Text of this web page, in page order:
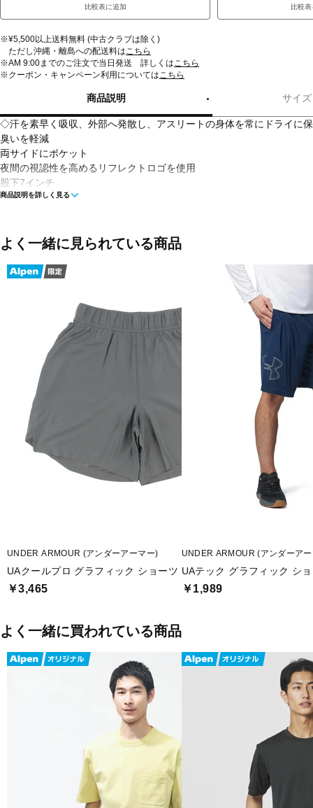
比較表に追加 比較
※¥5,500以上送料無料 (中古クラブは除く)
ただし沖縄・離島への配送料は こちら
※AM 9:00までのご注文で当日発送 詳しくは こちら
※クーポン・キャンペーン利用については こちら
商品説明 サイ
◇汗を素早く吸収、外部へ発散し、アスリートの身体を常にドライに
臭いを軽減
両サイドにポケット
夜間の視認性を高めるリフレクトロゴを使用
股下7インチ
冷感と吸汗速乾の両立を実現し、高温多湿の日本の夏の気候でも汗で
ピーコックグリーン(338：Rack Green / /)
■素材：ポリエステル52％、ナイロン48％
■生産国：カンボジア
■2026 Spring＆Summer モデル
■メーカー型番：6012588
商品説明を詳しく見る
よく一緒に見られている商品
UNDER ARMOUR (アンダーアーマー)
UAクールプロ グラフィック ショーツ
￥3,465
UNDER ARMOUR (アンダーア
UAテック グラフィック シ
￥1,989
よく一緒に買われている商品